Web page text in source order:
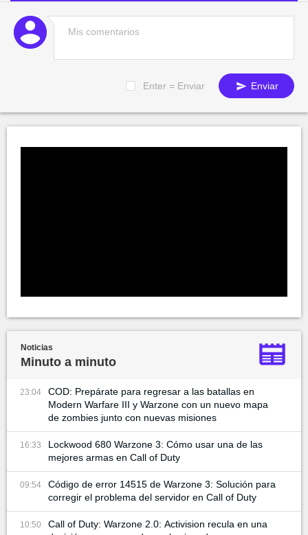
Enter = Enviar Enviar
Noticias
Minuto a minuto
23:04
COD: Prepárate para regresar a las batallas en
Modern Warfare III y Warzone con un nuevo mapa
de zombies junto con nuevas misiones
16:33
Lockwood 680 Warzone 3: Cómo usar una de las
mejores armas en Call of Duty
09:54
Código de error 14515 de Warzone 3: Solución para
corregir el problema del servidor en Call of Duty
10:50
Call of Duty: Warzone 2.0: Activision recula en una